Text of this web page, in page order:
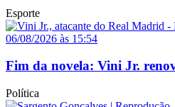
Esporte
06/08/2026 às 15:54
Fim da novela: Vini Jr.
Política